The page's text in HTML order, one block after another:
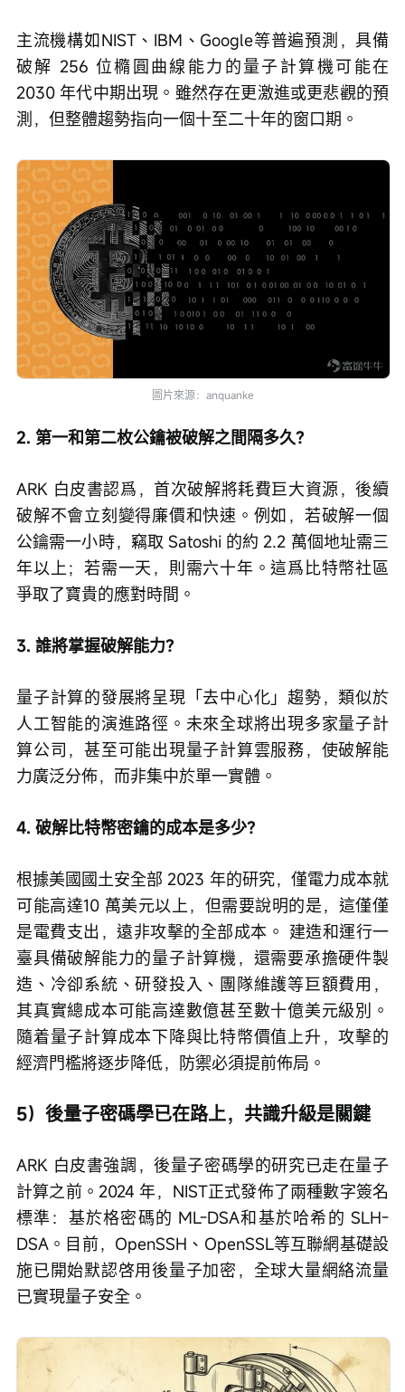
主流機構如NIST、IBM、Google等普遍預測，具備
破解 256 位橢圓曲線能力的量子計算機可能在
2030 年代中期出現。雖然存在更激進或更悲觀的預
測，但整體趨勢指向一個十至二十年的窗口期。
圖片來源：anquanke
2. 第一和第二枚公鑰被破解之間隔多久？
ARK 白皮書認爲，首次破解將耗費巨大資源，後續
破解不會立刻變得廉價和快速。例如，若破解一個
公鑰需一小時，竊取 Satoshi 的約 2.2 萬個地址需三
年以上；若需一天，則需六十年。這爲比特幣社區
爭取了寶貴的應對時間。
3. 誰將掌握破解能力？
量子計算的發展將呈現「去中心化」趨勢，類似於
人工智能的演進路徑。未來全球將出現多家量子計
算公司，甚至可能出現量子計算雲服務，使破解能
力廣泛分佈，而非集中於單一實體。
4. 破解比特幣密鑰的成本是多少？
根據美國國土安全部 2023 年的研究，僅電力成本就
可能高達10 萬美元以上，但需要說明的是，這僅僅
是電費支出，遠非攻擊的全部成本。 建造和運行一
臺具備破解能力的量子計算機，還需要承擔硬件製
造、冷卻系統、研發投入、團隊維護等巨額費用，
其真實總成本可能高達數億甚至數十億美元級別。
隨着量子計算成本下降與比特幣價值上升，攻擊的
經濟門檻將逐步降低，防禦必須提前佈局。
5）後量子密碼學已在路上，共識升級是關鍵
ARK 白皮書強調，後量子密碼學的研究已走在量子
計算之前。2024 年，NIST正式發佈了兩種數字簽名
標準：基於格密碼的 ML-DSA和基於哈希的 SLH-
DSA。目前，OpenSSH、OpenSSL等互聯網基礎設
施已開始默認啓用後量子加密，全球大量網絡流量
已實現量子安全。